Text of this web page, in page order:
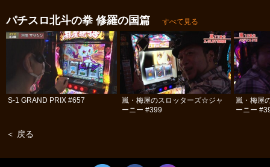
パチスロ北斗の拳 修羅の国篇 すべて見る
S-1 GRAND PRIX #657
嵐・梅屋のスロッターズ☆ジャ
ーニー #399
嵐・梅屋
ーニー
＜ 戻る